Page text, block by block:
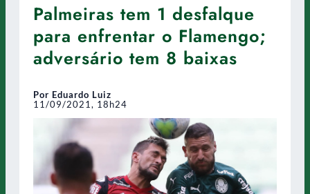
Palmeiras tem 1 desfalque
para enfrentar o Flamengo;
adversário tem 8 baixas
Por Eduardo Luiz
11/09/2021, 18h24